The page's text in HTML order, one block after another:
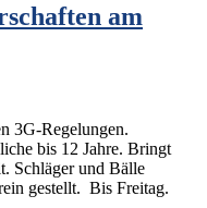
am
3G-Regelungen.
bis 12 Jahre. Bringt
Schläger und Bälle
gestellt. Bis Freitag.